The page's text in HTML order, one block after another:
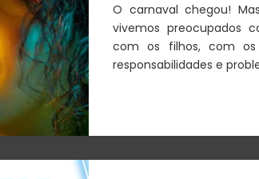
O carnaval chegou!
vivemos preocupados
com os filhos, com os
responsabilidades e